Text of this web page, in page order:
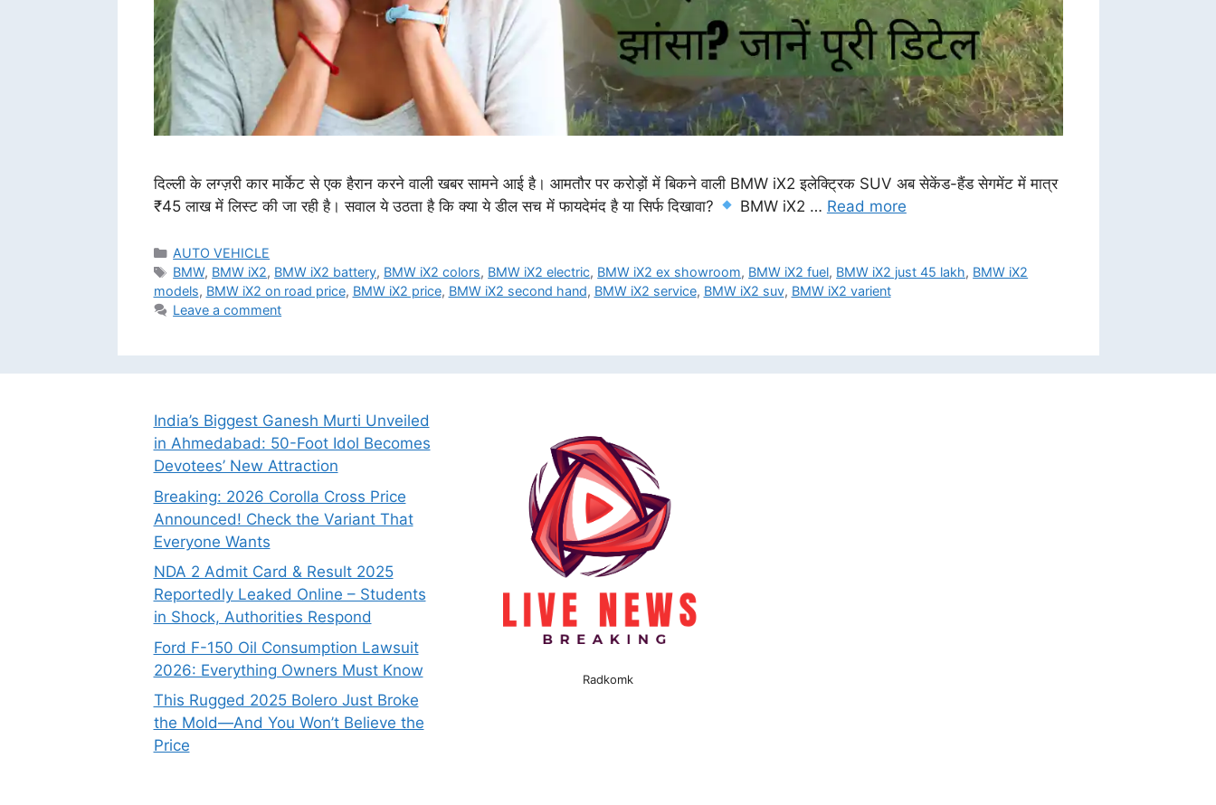
दिल्ली के लग्ज़री कार मार्केट से एक हैरान करने वाली खबर सामने आई है। आमतौर पर करोड़ों में बिकने वाली BMW iX2 इलेक्ट्रिक SUV अब सेकेंड-हैंड सेगमेंट में मात्र
₹45 लाख में लिस्ट की जा रही है। सवाल ये उठता है कि क्या ये डील सच में फायदेमंद है या सिर्फ दिखावा?
BMW iX2 … Read more
Categories
AUTO VEHICLE
Tags
BMW, BMW iX2, BMW iX2 battery, BMW iX2 colors, BMW iX2 electric, BMW iX2 ex showroom, BMW iX2 fuel, BMW iX2 just 45 lakh, BMW iX2
models, BMW iX2 on road price, BMW iX2 price, BMW iX2 second hand, BMW iX2 service, BMW iX2 suv, BMW iX2 varient
Leave a comment
India’s Biggest Ganesh Murti Unveiled
in Ahmedabad: 50-Foot Idol Becomes
Devotees’ New Attraction
Breaking: 2026 Corolla Cross Price
Announced! Check the Variant That
Everyone Wants
NDA 2 Admit Card & Result 2025
Reportedly Leaked Online – Students
in Shock, Authorities Respond
Ford F-150 Oil Consumption Lawsuit
2026: Everything Owners Must Know
This Rugged 2025 Bolero Just Broke
the Mold—And You Won’t Believe the
Price
Radkomk